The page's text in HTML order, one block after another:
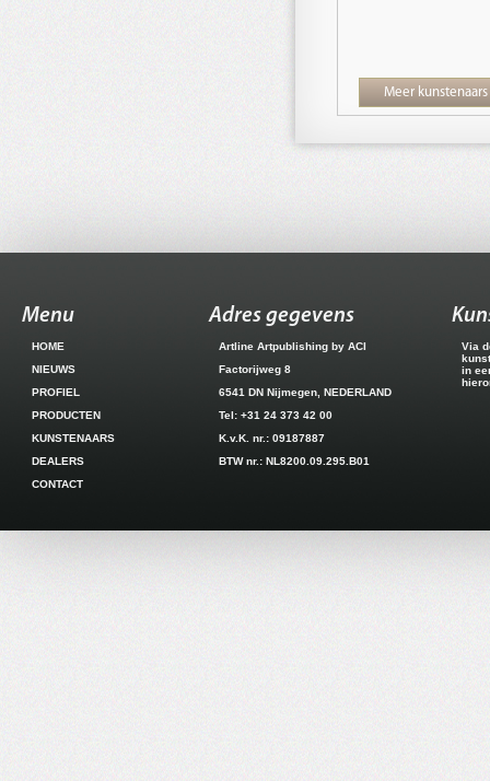
Meer kunstenaars
Menu
HOME
NIEUWS
PROFIEL
PRODUCTEN
KUNSTENAARS
DEALERS
CONTACT
Adres gegevens
Artline Artpublishing by ACI
Factorijweg 8
6541 DN Nijmegen, NEDERLAND
Tel: +31 24 373 42 00
K.v.K. nr.: 09187887
BTW nr.: NL8200.09.295.B01
Via
in